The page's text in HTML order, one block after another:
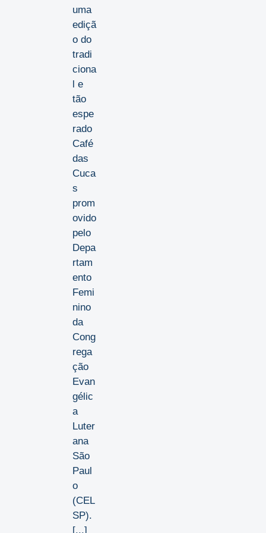
uma
ediçã
o do
tradi
ciona
l e
tão
espe
rado
Café
das
Cuca
s
prom
ovido
pelo
Depa
rtam
ento
Femi
nino
da
Cong
rega
ção
Evan
gélic
a
Luter
ana
São
Paul
o
(CEL
SP).
[...]